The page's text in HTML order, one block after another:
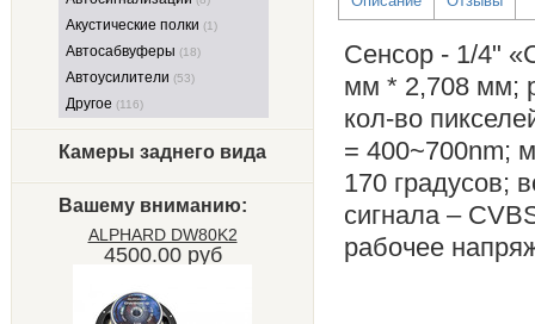
Акустические полки (1)
Автосабвуферы (18)
Автоусилители (53)
Другое (116)
Камеры заднего вида
Вашему вниманию:
ALPHARD DW80K2
4500.00 руб
Cенсор - 1/4"
мм * 2,708 мм;
кол-во
= 400~700nm;
170 градусов;
сигнала –
рабочее